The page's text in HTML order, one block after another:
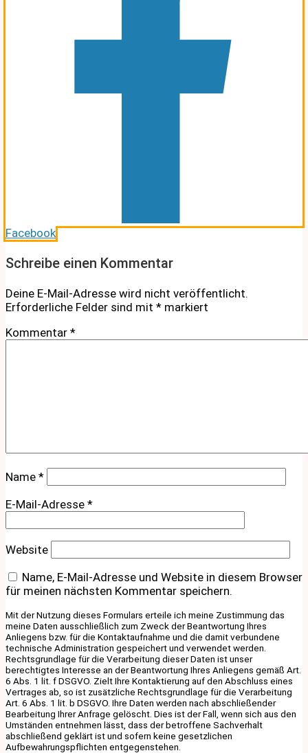
Facebook
Schreibe einen Kommentar
Deine E-Mail-Adresse wird nicht veröffentlicht.
Erforderliche Felder sind mit * markiert
Kommentar *
Name *
E-Mail-Adresse *
Website
Name, E-Mail-Adresse und Website in diesem Browser
für meinen nächsten Kommentar speichern.
Mit der Nutzung dieses Formulars erteile ich meine Zustimmung das
meine Daten ausschließlich zum Zweck der Beantwortung Ihres
Anliegens bzw. für die Kontaktaufnahme und die damit verbundene
technische Administration gespeichert und verwendet werden.
Rechtsgrundlage für die Verarbeitung dieser Daten ist unser
berechtigtes Interesse an der Beantwortung Ihres Anliegens gemäß Art.
6 Abs. 1 lit. f DSGVO. Zielt Ihre Kontaktierung auf den Abschluss eines
Vertrages ab, so ist zusätzliche Rechtsgrundlage für die Verarbeitung
Art. 6 Abs. 1 lit. b DSGVO. Ihre Daten werden nach abschließender
Bearbeitung Ihrer Anfrage gelöscht. Dies ist der Fall, wenn sich aus den
Umständen entnehmen lässt, dass der betroffene Sachverhalt
abschließend geklärt ist und sofern keine gesetzlichen
Aufbewahrungspflichten entgegenstehen.